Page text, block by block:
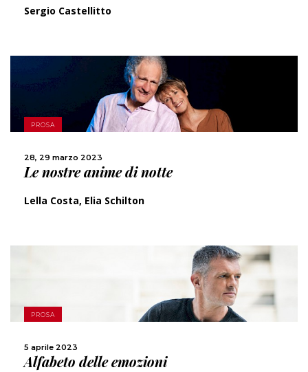
Sergio Castellitto
PROSA
28, 29 marzo 2023
Le nostre anime di notte
Lella Costa, Elia Schilton
SCOPRI DI PIÙ
PROSA
5 aprile 2023
Alfabeto delle emozioni
SCOPRI DI PIÙ